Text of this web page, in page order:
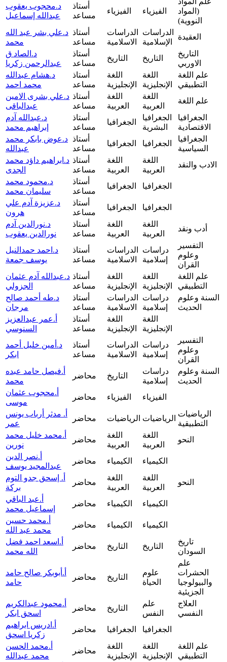
د.محجوب يعقوب
عبدالله إسماعيل
أستاذ
مساعد
الفيزياء الفيزياء
(المواد
النووية)
د.علي بشر عبد الله
محمد
أستاذ
مساعد
الدراسات
الاسلامية
الدراسات
الإسلامية
العقيدة
د.الصاد ق
عبدالرحمن زكريا
أستاذ
مساعد
التاريخ التاريخ
التاريخ
الاوربي
د.هشام عبدالله
محمد احمد
أستاذ
مساعد
اللغة
الإنجليزية
اللغة
الإنجليزية
علم اللغة
التطبيقي
د.علي بشرى الامين
عبدالباقى
أستاذ
مساعد
اللغة
العربية
اللغة
العربية
علم اللغة
د.عبدالله آدم
إبراهيم محمد
أستاذ
مساعد
الجغرافيا
الجغرافيا
البشرية
الجغرافيا
الاقتصادية
د.عوض بابكر محمد
عبدالله
أستاذ
مساعد
الجغرافيا الجغرافيا
الجغرافيا
السياسية
د.ابراهيم داؤد محمد
الجدى
أستاذ
مساعد
اللغة
العربية
اللغة
العربية
الادب والنقد
د.محمود محمد
سليمان محمد
أستاذ
مساعد
الجغرافيا
الجغرافيا
د.عزيزة آدم علي
هرون
أستاذ
مساعد
الجغرافيا
الجغرافيا
د.نورالدين آدم
نورالدين يعقوب
أستاذ
مساعد
اللغة
العربية
اللغة
العربية
أدب ونقد
د.احمد حمدالنيل
يوسف جمعة
أستاذ
مساعد
الدراسات
الاسلامية
دراسات
إسلامية
التفسير
وعلوم
القران
د.عبدالله آدم عثمان
الجزولي
أستاذ
مساعد
اللغة
الإنجليزية
اللغة
الإنجليزية
علم اللغة
التطبيقي
د.طه أحمد صالح
مرجان
أستاذ
مساعد
الدراسات
الاسلامية
دراسات
إسلامية
السنة وعلوم
الحديث
أ.عمر عبدالعزيز
السنوسي
أستاذ
مساعد
اللغة
الإنجليزية
اللغة
الإنجليزية
د.أمين خليل أحمد
ابكر
أستاذ
مساعد
الدراسات
الاسلامية
دراسات
إسلامية
التفسير
وعلوم
القران
أ.فيصل حامد عبده
محمد
محاضر التاريخ
دراسات
إسلامية
السنة وعلوم
الحديث
أ.محجوب عثمان
موسى
محاضر الفيزياء
الفيزياء
أ. مدثر أرباب يونس
عمر
محاضر الرياضيات الرياضيات
الرياضيات
التطبيقية
أ.محمد خليل محمد
نورين
محاضر
اللغة
العربية
اللغة
العربية
النحو
أ.نصر الدين
عبدالمجيد يوسف
محاضر الكيمياء
الكيمياء
أ. إسحق جدو التوم
بركة
محاضر
اللغة
العربية
اللغة
العربية
النحو
أ.عبد الباقي
إسماعيل محمد
محاضر الكيمياء
الكيمياء
أ.محمد حسين
محمد عبد الله
محاضر الكيمياء
الكيمياء
أ.اسعد احمد فضل
الله محمد
محاضر التاريخ التاريخ
تاريخ
السودان
أ.أبوبكر صالح حامد
حامد
محاضر التاريخ
علوم
الحياة
علم
الحشرات
والبيولوجيا
الجزيئية
أ.محمود عبدالكريم
اسحق ابكر
محاضر التاريخ
علم
النفس
العلاج
النفسي
أ.ادريس ابراهيم
زكريا اسحق
محاضر الجغرافيا
الجغرافيا
أ.محمد الحسن
محمد عبدالله
محاضر
اللغة
الإنجليزية
اللغة
الإنجليزية
علم اللغة
التطبيقي